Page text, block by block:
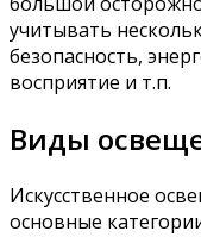
учитывать
безопасность,
восприятие и т.п.
Виды
Искусственное
основные